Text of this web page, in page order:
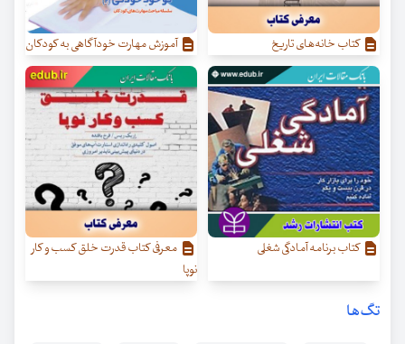
کتاب خانه‌های تاریخ آموزش مهارت خودآگاهی به کودکان
کتاب برنامه آمادگی شغلی
معرفی کتاب قدرت خلق کسب‌ و کار
نوپا
تگ‌ها